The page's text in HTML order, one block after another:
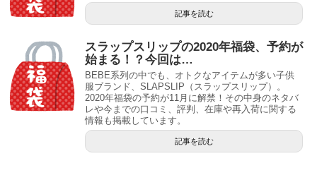
記事を読む
スラップスリップの2020年福袋、予約が
始まる！？今回は…
BEBE系列の中でも、オトクなアイテムが多い子供
服ブランド、SLAPSLIP（スラップスリップ）。
2020年福袋の予約が11月に解禁！その中身のネタバ
レや今までの口コミ、評判、在庫や再入荷に関する
情報も掲載しています。
記事を読む